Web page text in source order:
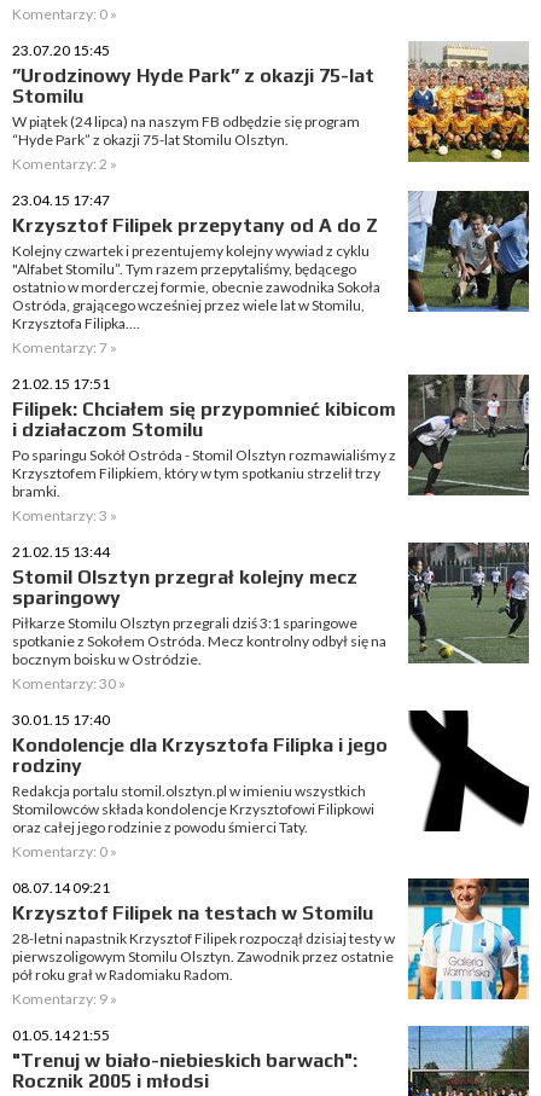
Komentarzy: 0 »
23.07.20 15:45
”Urodzinowy Hyde Park” z okazji 75-lat
Stomilu
W piątek (24 lipca) na naszym FB odbędzie się program
“Hyde Park” z okazji 75-lat Stomilu Olsztyn.
Komentarzy: 2 »
23.04.15 17:47
Krzysztof Filipek przepytany od A do Z
Kolejny czwartek i prezentujemy kolejny wywiad z cyklu
"Alfabet Stomilu”. Tym razem przepytaliśmy, będącego
ostatnio w morderczej formie, obecnie zawodnika Sokoła
Ostróda, grającego wcześniej przez wiele lat w Stomilu,
Krzysztofa Filipka....
Komentarzy: 7 »
21.02.15 17:51
Filipek: Chciałem się przypomnieć kibicom
i działaczom Stomilu
Po sparingu Sokół Ostróda - Stomil Olsztyn rozmawialiśmy z
Krzysztofem Filipkiem, który w tym spotkaniu strzelił trzy
bramki.
Komentarzy: 3 »
21.02.15 13:44
Stomil Olsztyn przegrał kolejny mecz
sparingowy
Piłkarze Stomilu Olsztyn przegrali dziś 3:1 sparingowe
spotkanie z Sokołem Ostróda. Mecz kontrolny odbył się na
bocznym boisku w Ostródzie.
Komentarzy: 30 »
30.01.15 17:40
Kondolencje dla Krzysztofa Filipka i jego
rodziny
Redakcja portalu stomil.olsztyn.pl w imieniu wszystkich
Stomilowców składa kondolencje Krzysztofowi Filipkowi
oraz całej jego rodzinie z powodu śmierci Taty.
Komentarzy: 0 »
08.07.14 09:21
Krzysztof Filipek na testach w Stomilu
28-letni napastnik Krzysztof Filipek rozpoczął dzisiaj testy w
pierwszoligowym Stomilu Olsztyn. Zawodnik przez ostatnie
pół roku grał w Radomiaku Radom.
Komentarzy: 9 »
01.05.14 21:55
"Trenuj w biało-niebieskich barwach":
Rocznik 2005 i młodsi